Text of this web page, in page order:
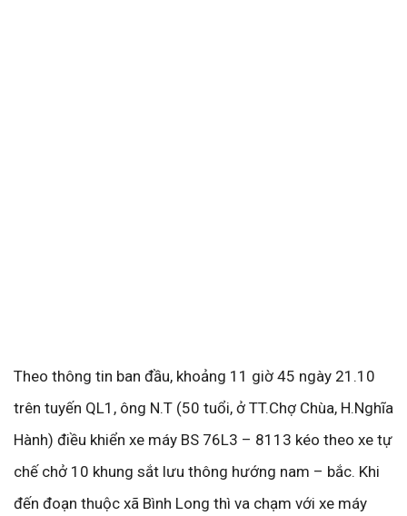
Theo thông tin ban đầu, khoảng 11 giờ 45 ngày 21.10
trên tuyến QL1, ông N.T (50 tuổi, ở TT.Chợ Chùa, H.Nghĩa
Hành) điều khiển xe máy BS 76L3 – 8113 kéo theo xe tự
chế chở 10 khung sắt lưu thông hướng nam – bắc. Khi
đến đoạn thuộc xã Bình Long thì va chạm với xe máy